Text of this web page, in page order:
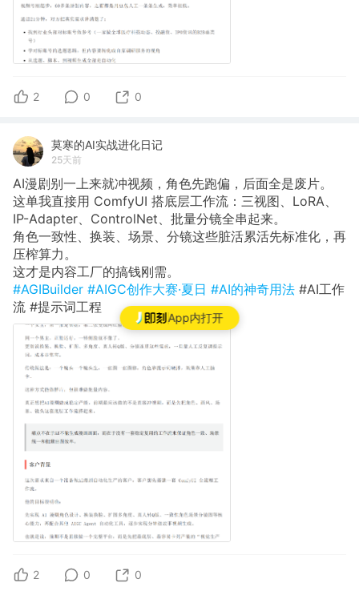
App内打开
2 0 0
莫寒的AI实战进化日记
25天前
AI漫剧别一上来就冲视频，角色先跑偏，后面全是废片。
这单我直接用 ComfyUI 搭底层工作流：三视图、LoRA、
IP-Adapter、ControlNet、批量分镜全串起来。
角色一致性、换装、场景、分镜这些脏活累活先标准化，再
压榨算力。
这才是内容工厂的搞钱刚需。
#AGIBuilder #AIGC创作大赛·夏日 #AI的神奇用法 #AI工作
流 #提示词工程
2 0 0